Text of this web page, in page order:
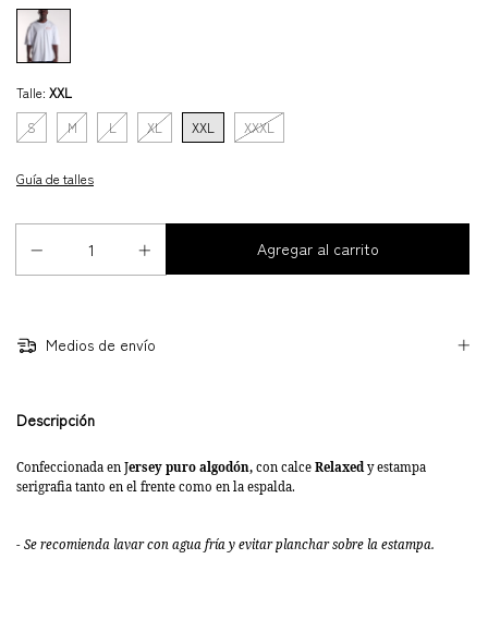
Talle: XXL
S
M L XL XXL XXXL
Guía de talles
Medios de envío
Descripción
Confeccionada en Jersey puro algodón, con calce Relaxed y estampa
serigrafia tanto en el frente como en la espalda.
- Se recomienda lavar con agua fría y evitar planchar sobre la estampa.